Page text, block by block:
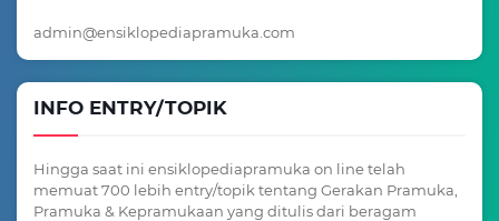
admin@ensiklopediapramuka.com
INFO ENTRY/TOPIK
Hingga saat ini ensiklopediapramuka on line telah
memuat 700 lebih entry/topik tentang Gerakan Pramuka,
Pramuka & Kepramukaan yang ditulis dari beragam